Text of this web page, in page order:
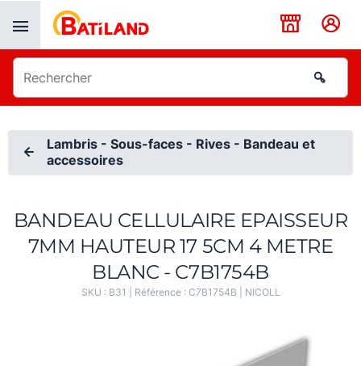
Lambris - Sous-faces - Rives - Bandeau et
accessoires
BANDEAU CELLULAIRE EPAISSEUR
7MM HAUTEUR 17 5CM 4 METRE
BLANC - C7B1754B
SKU : B31 | Référence : C7B1754B NICOLL
Panneau de gestion des cookies